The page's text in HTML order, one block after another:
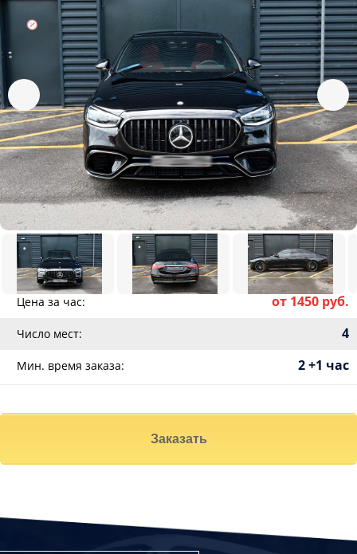
Цена за час: от 1450 руб.
Число мест: 4
Мин. время заказа: 2 +1 час
Заказать